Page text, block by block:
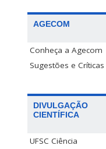
AGECOM
Conheça a Agecom
Sugestões e Críticas
DIVULGAÇÃO
CIENTÍFICA
UFSC Ciência